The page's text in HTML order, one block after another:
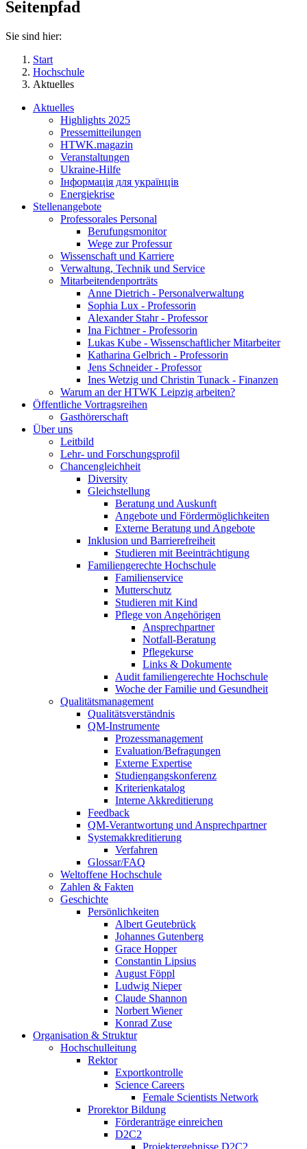
Seitenpfad
Sie sind hier:
Start
Hochschule
Aktuelles
Aktuelles
Highlights 2025
Pressemitteilungen
HTWK.magazin
Veranstaltungen
Ukraine-Hilfe
Інформація для українців
Energiekrise
Stellenangebote
Professorales Personal
Berufungsmonitor
Wege zur Professur
Wissenschaft und Karriere
Verwaltung, Technik und Service
Mitarbeitendenporträts
Anne Dietrich - Personalverwaltung
Sophia Lux - Professorin
Alexander Stahr - Professor
Ina Fichtner - Professorin
Lukas Kube - Wissenschaftlicher Mitarbeiter
Katharina Gelbrich - Professorin
Jens Schneider - Professor
Ines Wetzig und Christin Tunack - Finanzen
Warum an der HTWK Leipzig arbeiten?
Öffentliche Vortragsreihen
Gasthörerschaft
Über uns
Leitbild
Lehr- und Forschungsprofil
Chancengleichheit
Diversity
Gleichstellung
Beratung und Auskunft
Angebote und Fördermöglichkeiten
Externe Beratung und Angebote
Inklusion und Barrierefreiheit
Studieren mit Beeinträchtigung
Familiengerechte Hochschule
Familienservice
Mutterschutz
Studieren mit Kind
Pflege von Angehörigen
Ansprechpartner
Notfall-Beratung
Pflegekurse
Links & Dokumente
Audit familiengerechte Hochschule
Woche der Familie und Gesundheit
Qualitätsmanagement
Qualitätsverständnis
QM-Instrumente
Prozessmanagement
Evaluation/Befragungen
Externe Expertise
Studiengangskonferenz
Kriterienkatalog
Interne Akkreditierung
Feedback
QM-Verantwortung und Ansprechpartner
Systemakkreditierung
Verfahren
Glossar/FAQ
Weltoffene Hochschule
Zahlen & Fakten
Geschichte
Persönlichkeiten
Albert Geutebrück
Johannes Gutenberg
Grace Hopper
Constantin Lipsius
August Föppl
Ludwig Nieper
Claude Shannon
Norbert Wiener
Konrad Zuse
Organisation & Struktur
Hochschulleitung
Rektor
Exportkontrolle
Science Careers
Female Scientists Network
Prorektor Bildung
Förderanträge einreichen
D2C2
Projektergebnisse D2C2